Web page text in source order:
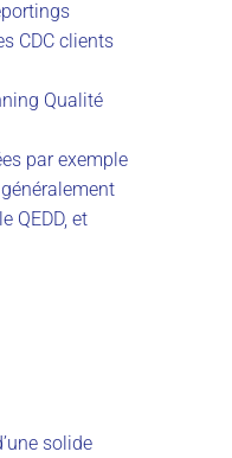
CDC clients
Qualité
par exemple
QEDD, et
solide